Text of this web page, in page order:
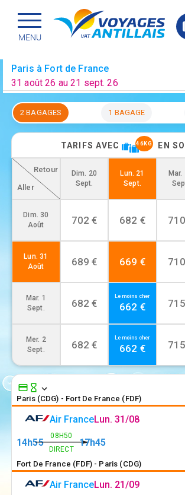
Passer
au
Menu principal
MENU